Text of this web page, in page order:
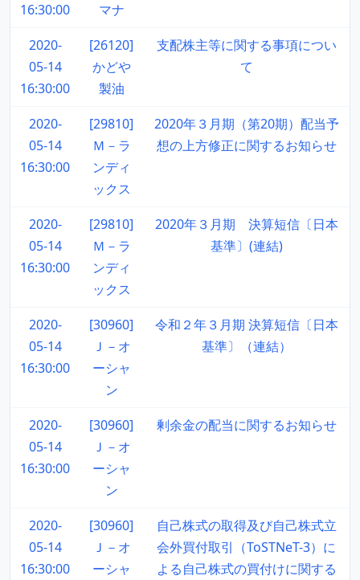
16:30:00
マナ
2020-
05-14
16:30:00
[26120]
かどや
製油
支配株主等に関する事項につい
て
2020-
05-14
16:30:00
[29810]
Ｍ－ラ
ンディ
ックス
2020年３月期（第20期）配当予
想の上方修正に関するお知らせ
2020-
05-14
16:30:00
[29810]
Ｍ－ラ
ンディ
ックス
2020年３月期 決算短信〔日本
基準〕(連結)
2020-
05-14
16:30:00
[30960]
Ｊ－オ
ーシャ
ン
令和２年３月期 決算短信〔日本
基準〕（連結）
2020-
05-14
16:30:00
[30960]
Ｊ－オ
ーシャ
ン
剰余金の配当に関するお知らせ
2020-
05-14
16:30:00
[30960]
Ｊ－オ
ーシャ
自己株式の取得及び自己株式立
会外買付取引（ToSTNeT-3）に
よる自己株式の買付けに関する